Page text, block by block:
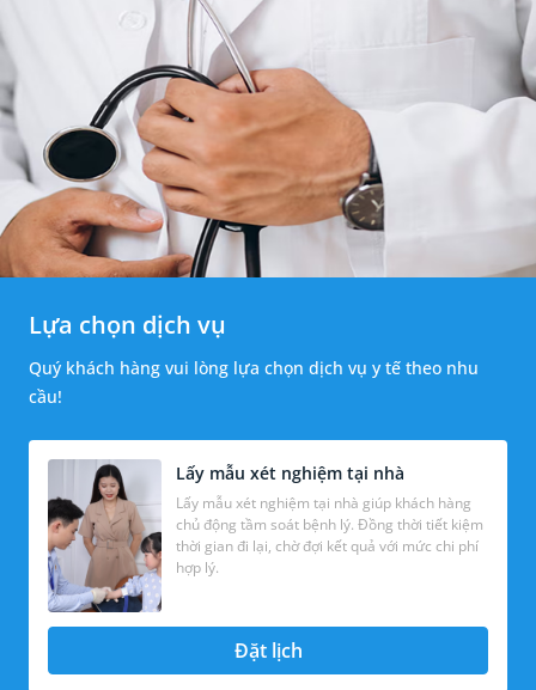
Lựa chọn dịch vụ
Quý khách hàng vui lòng lựa chọn dịch vụ y tế theo nhu
cầu!
Lấy mẫu xét nghiệm tại nhà
Lấy mẫu xét nghiệm tại nhà giúp khách hàng
chủ động tầm soát bệnh lý. Đồng thời tiết kiệm
thời gian đi lại, chờ đợi kết quả với mức chi phí
hợp lý.
Đặt lịch